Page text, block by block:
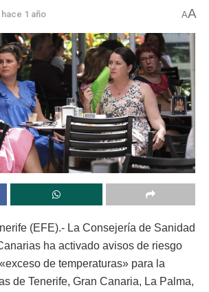
hace 1 año AA
(EFE).- La Consejería de Sanidad
ha activado avisos de riesgo
de temperaturas» para la
de Tenerife, Gran Canaria, La Palma,